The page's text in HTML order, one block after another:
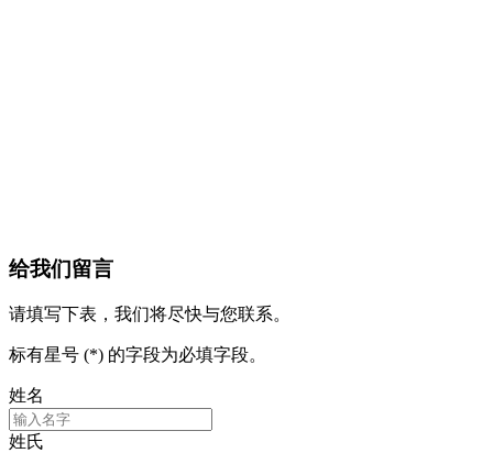
给我们留言
请填写下表，我们将尽快与您联系。
标有星号 (*) 的字段为必填字段。
姓名
姓氏